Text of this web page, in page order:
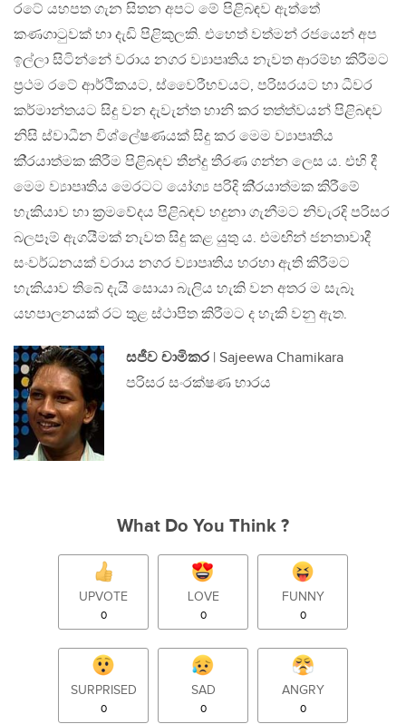
රටේ යහපත ගැන සිතන අපට මේ පිළිබඳව ඇත්තේ
කණගාටුවක් හා දැඩි පිළිකුලකි. එහෙත් වත්මන් රජයෙන් අප
ඉල්ලා සිටින්නේ වරාය නගර ව්‍යාපෘතිය නැවත ආරම්භ කිරීමට
ප‍්‍රථම රටේ ආර්ථිකයට, ස්වෛරීභවයට, පරිසරයට හා ධීවර
කර්මාන්තයට සිදු වන දැවැන්ත හානි කර තත්ත්වයන් පිළිබඳව
නිසි ස්වාධීන විශ්ලේෂණයක් සිදු කර මෙම ව්‍යාපෘතිය
කි‍්‍රයාත්මක කිරීම පිළිබඳව තීන්දු තීරණ ගන්න ලෙස ය. එහි දී
මෙම ව්‍යාපෘතිය මෙරටට යෝග්‍ය පරිදි කි‍්‍රයාත්මක කිරීමේ
හැකියාව හා ක‍්‍රමවේදය පිළිබඳව හදුනා ගැනීමට නිවැරදි පරිසර
බලපෑම් ඇගයීමක් නැවත සිදු කළ යුතු ය. එමඟින් ජනතාවාදී
සංවර්ධනයක් වරාය නගර ව්‍යාපෘතිය හරහා ඇති කිරීමට
හැකියාව තිබේ දැයි සොයා බැලිය හැකි වන අතර ම සැබෑ
යහපාලනයක් රට තුළ ස්ථාපිත කිරීමට ද හැකි වනු ඇත.
සජීව චාමිකර | Sajeewa Chamikara
පරිසර සංරක්ෂණ භාරය
What Do You Think ?
UPVOTE
0
LOVE
0
FUNNY
0
SURPRISED
0
SAD
0
ANGRY
0